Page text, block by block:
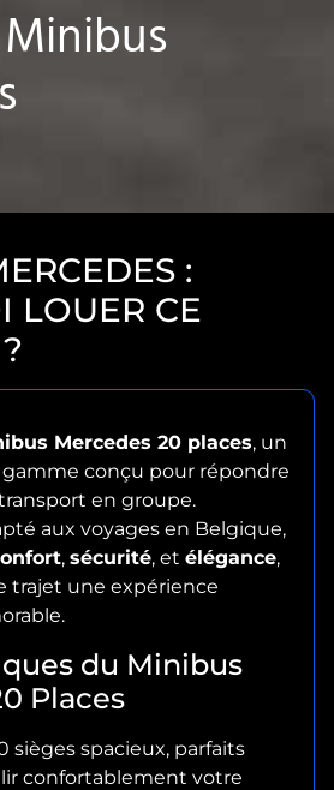
:
LOUER CE
Mercedes 20 places, un
conçu pour répondre
en groupe.
aux voyages en Belgique,
, sécurité, et élégance,
trajet une expérience
du Minibus
Places
sièges spacieux, parfaits
confortablement votre